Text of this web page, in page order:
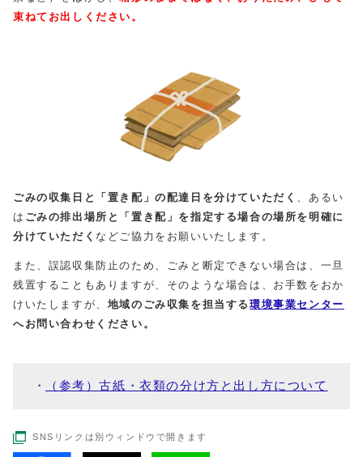
束ねてお出しください。
ごみの収集日と「置き配」の配達日を分けていただく 、あるい
は ごみの排出場所と「置き配」を指定する場合の場所を明確に
分けていただく などご協力をお願いいたします。
また、誤認収集防止のため、ごみと断定できない場合は、一旦
残置することもありますが、そのような場合は、お手数をおか
けいたしますが、 地域のごみ収集を担当する環境事業センター
へお問い合わせください。
（参考）古紙・衣類の分け方と出し方について
SNSリンクは別ウィンドウで開きます